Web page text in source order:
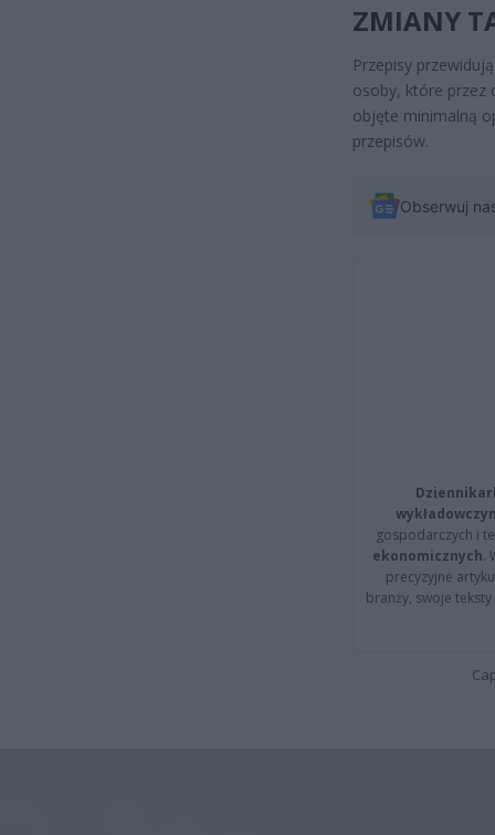
ZMIANY
Przepisy
osoby, które przez
objęte minimalną
przepisów.
Obserwuj
gospodarczych i
ekonomicznych.
precyzyjne
branży, swoje